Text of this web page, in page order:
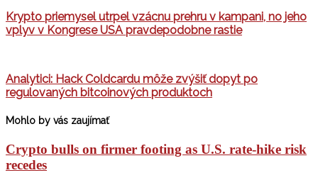
Krypto priemysel utrpel vzácnu prehru v kampani, no jeho
vplyv v Kongrese USA pravdepodobne rastie
Analytici: Hack Coldcardu môže zvýšiť dopyt po
regulovaných bitcoinových produktoch
Mohlo by vás zaujímať
Crypto bulls on firmer footing as U.S. rate-hike risk
recedes